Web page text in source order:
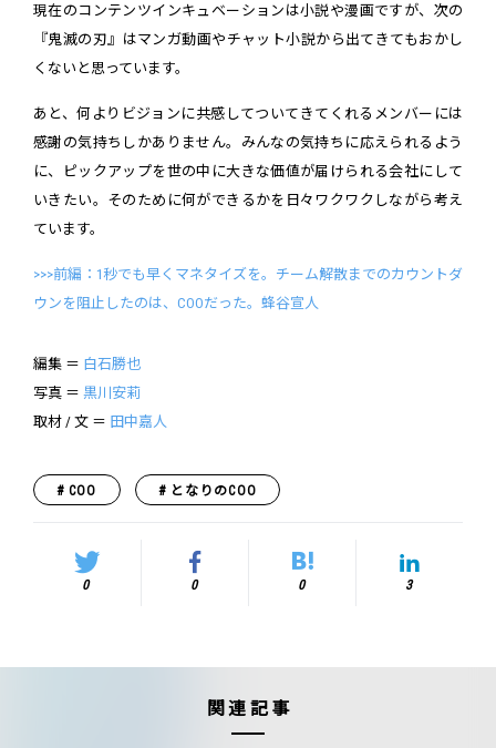
現在のコンテンツインキュベーションは小説や漫画ですが、次の
『鬼滅の刃』はマンガ動画やチャット小説から出てきてもおかし
くないと思っています。
あと、何よりビジョンに共感してついてきてくれるメンバーには
感謝の気持ちしかありません。みんなの気持ちに応えられるよう
に、ピックアップを世の中に大きな価値が届けられる会社にして
いきたい。そのために何ができるかを日々ワクワクしながら考え
ています。
>>>前編：1秒でも早くマネタイズを。チーム解散までのカウントダ
ウンを阻止したのは、COOだった。蜂谷宣人
編集 ＝ 白石勝也
写真 ＝ 黒川安莉
取材 / 文 ＝ 田中嘉人
COO となりのCOO
0 0 0 3
関連記事